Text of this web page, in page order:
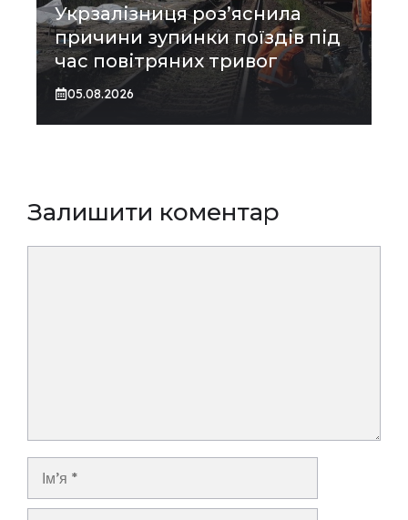
Укрзалізниця роз’яснила
причини зупинки поїздів під
час повітряних тривог
05.08.2026
Залишити коментар